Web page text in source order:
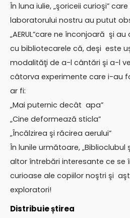
În luna iulie, „şoriceii curioşi”
laboratorului nostru au putut
„AERUL”care ne înconjoară şi
cu bibliotecarele că, deşi este
modalităţi de a-l cântări şi a-l
câtorva experimente care i-au
ar fi:
„Mai puternic decât apa”
„Cine deformează sticla”
„Încălzirea şi răcirea aerului”
În lunile următoare, „Biblioclubul
altor întrebări interesante ce se
curioase ale copiilor noştri şi
exploratori!
Distribuie știrea